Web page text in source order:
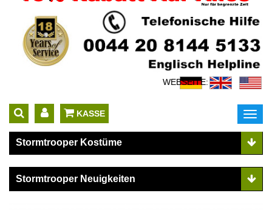
WEBSEITE:
KASSE
Stormtrooper Kostüme
Stormtrooper Neuigkeiten